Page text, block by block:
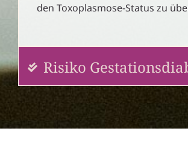
den Toxoplasmose-Status zu
Risiko